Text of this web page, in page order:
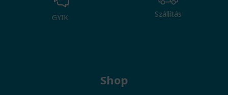
GYIK Szállítás
Shop